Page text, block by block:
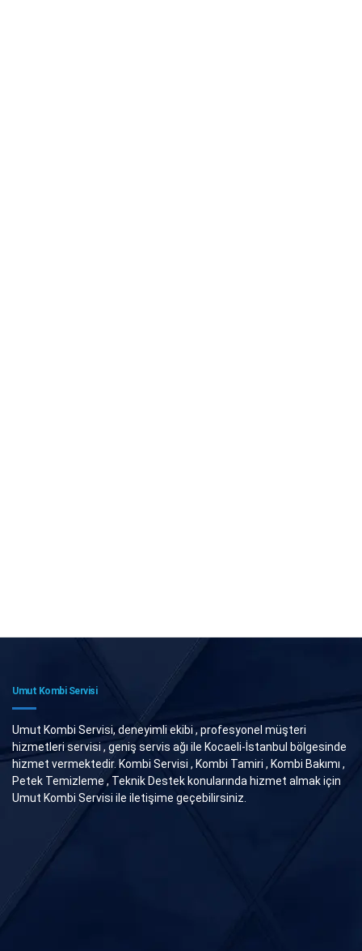
Umut Kombi Servisi
Umut Kombi Servisi, deneyimli ekibi , profesyonel müşteri
hizmetleri servisi , geniş servis ağı ile Kocaeli-İstanbul bölgesinde
hizmet vermektedir. Kombi Servisi , Kombi Tamiri , Kombi Bakımı ,
Petek Temizleme , Teknik Destek konularında hizmet almak için
Umut Kombi Servisi ile iletişime geçebilirsiniz.